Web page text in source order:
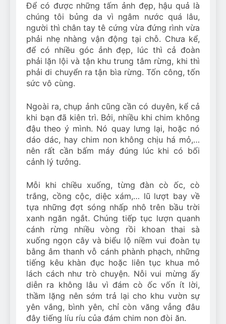
Để có được những tấm ảnh đẹp, hậu quả là
chúng tôi bủng da vì ngâm nước quá lâu,
người thì chân tay tê cứng vừa đứng rình vừa
phải nhẹ nhàng vận động tại chỗ. Chưa kể,
để có nhiều góc ảnh đẹp, lúc thì cả đoàn
phải lặn lội và tận khu trung tâm rừng, khi thì
phải di chuyển ra tận bìa rừng. Tốn công, tốn
sức vô cùng.
Ngoài ra, chụp ảnh cũng cần có duyên, kể cả
khi bạn đã kiên trì. Bởi, nhiều khi chim không
đậu theo ý mình. Nó quay lưng lại, hoặc nó
dáo dác, hay chim non không chịu há mỏ,…
nên rất cần bấm máy đúng lúc khi có bối
cảnh lý tưởng.
Mỗi khi chiều xuống, từng đàn cò ốc, cò
trắng, cồng cộc, diệc xám,… lũ lượt bay về
tựa những đợt sóng nhấp nhô trên bầu trời
xanh ngăn ngắt. Chúng tiếp tục lượn quanh
cánh rừng nhiều vòng rồi khoan thai sà
xuống ngọn cây và biểu lộ niềm vui đoàn tụ
bằng âm thanh vỗ cánh phành phạch, những
tiếng kêu khàn đục hoặc liên tục khua mỏ
lách cách như trò chuyện. Nỗi vui mừng ấy
diễn ra không lâu vì đám cò ốc vốn ít lời,
thầm lặng nên sớm trả lại cho khu vườn sự
yên vắng, bình yên, chỉ còn văng vẳng đâu
đây tiếng líu ríu của đám chim non đòi ăn.